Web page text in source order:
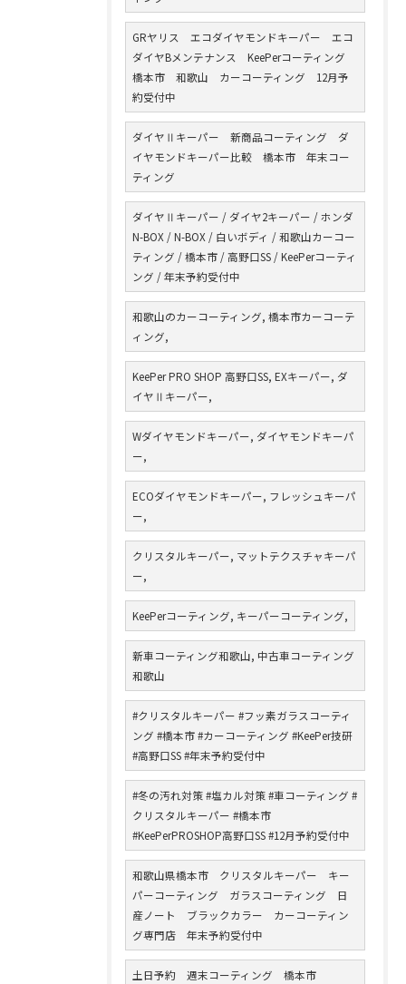
GRヤリス エコダイヤモンドキーパー エコ
ダイヤBメンテナンス KeePerコーティング
橋本市 和歌山 カーコーティング 12月予
約受付中
ダイヤⅡキーパー 新商品コーティング ダ
イヤモンドキーパー比較 橋本市 年末コー
ティング
ダイヤⅡキーパー / ダイヤ2キーパー / ホンダ
N-BOX / N-BOX / 白いボディ / 和歌山カーコー
ティング / 橋本市 / 高野口SS / KeePerコーティ
ング / 年末予約受付中
和歌山のカーコーティング, 橋本市カーコーテ
ィング,
KeePer PRO SHOP 高野口SS, EXキーパー, ダ
イヤⅡキーパー,
Wダイヤモンドキーパー, ダイヤモンドキーパ
ー,
ECOダイヤモンドキーパー, フレッシュキーパ
ー,
クリスタルキーパー, マットテクスチャキーパ
ー,
KeePerコーティング, キーパーコーティング,
新車コーティング和歌山, 中古車コーティング
和歌山
#クリスタルキーパー #フッ素ガラスコーティ
ング #橋本市 #カーコーティング #KeePer技研
#高野口SS #年末予約受付中
#冬の汚れ対策 #塩カル対策 #車コーティング #
クリスタルキーパー #橋本市
#KeePerPROSHOP高野口SS #12月予約受付中
和歌山県橋本市 クリスタルキーパー キー
パーコーティング ガラスコーティング 日
産ノート ブラックカラー カーコーティン
グ専門店 年末予約受付中
土日予約 週末コーティング 橋本市